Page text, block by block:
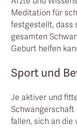
Meditation für
festgestellt, dass
gesamten
Geburt helfen
Sport und
Je aktiver und
fallen, sich an die